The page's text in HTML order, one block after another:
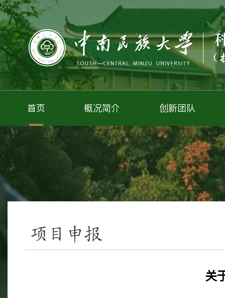
首页 概况简介 创新团队
项目申报
关